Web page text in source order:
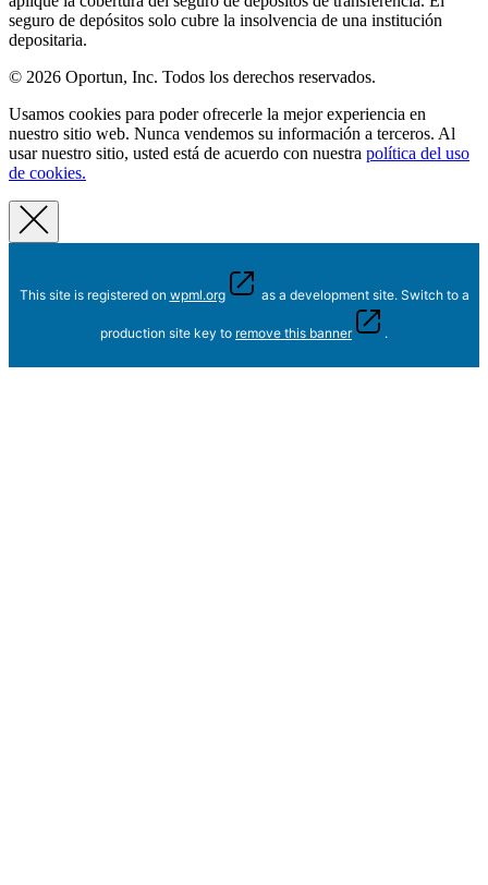
seguro de depósitos solo cubre la insolvencia de una institución
depositaria.
© 2026 Oportun, Inc. Todos los derechos reservados.
Usamos cookies para poder ofrecerle la mejor experiencia en
nuestro sitio web. Nunca vendemos su información a terceros. Al
usar nuestro sitio, usted está de acuerdo con nuestra política del uso
de cookies.
This site is registered on wpml.org as a development site. Switch to a
production site key to remove this banner .